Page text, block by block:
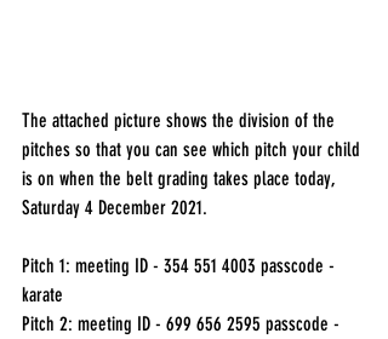
The attached picture shows the division of the
pitches so that you can see which pitch your child
is on when the belt grading takes place today,
Saturday 4 December 2021.
Pitch 1: meeting ID - 354 551 4003 passcode -
karate
Pitch 2: meeting ID - 699 656 2595 passcode -